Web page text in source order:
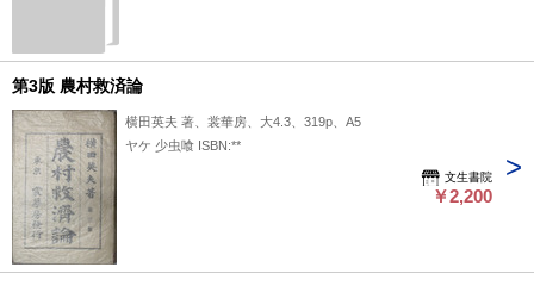
第3版 農村救済論
横田英夫 著、裳華房、大4.3、319p、A5
ヤケ 少虫喰 ISBN:**
文生書院
￥2,200